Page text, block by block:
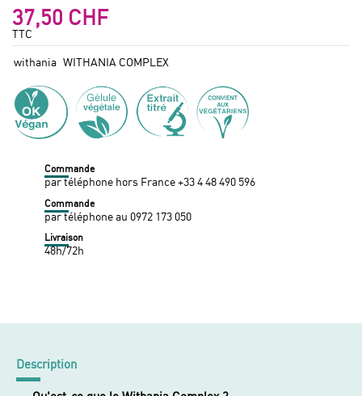
37,50 CHF
TTC
withania WITHANIA COMPLEX
Commande
par téléphone hors France +33 4 48 490 596
Commande
par téléphone au 0972 173 050
Livraison
48h/72h
Description